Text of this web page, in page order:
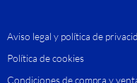
Aviso legal y política de
Política de cookies
Condiciones de compra y